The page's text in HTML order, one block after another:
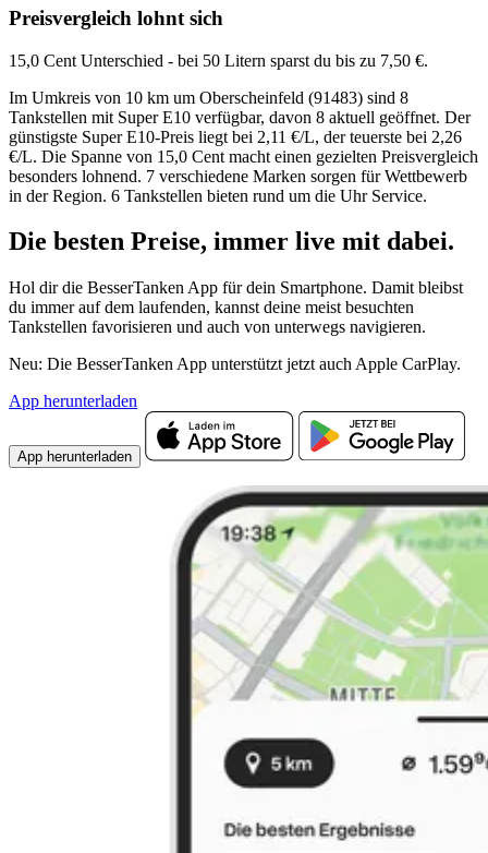
Preisvergleich lohnt sich
15,0 Cent Unterschied - bei 50 Litern sparst du bis zu 7,50 €.
Im Umkreis von 10 km um Oberscheinfeld (91483) sind 8
Tankstellen mit Super E10 verfügbar, davon 8 aktuell geöffnet. Der
günstigste Super E10-Preis liegt bei 2,11 €/L, der teuerste bei 2,26
€/L. Die Spanne von 15,0 Cent macht einen gezielten Preisvergleich
besonders lohnend. 7 verschiedene Marken sorgen für Wettbewerb
in der Region. 6 Tankstellen bieten rund um die Uhr Service.
Die besten Preise, immer live mit dabei.
Hol dir die BesserTanken App für dein Smartphone. Damit bleibst
du immer auf dem laufenden, kannst deine meist besuchten
Tankstellen favorisieren und auch von unterwegs navigieren.
Neu: Die BesserTanken App unterstützt jetzt auch Apple CarPlay.
App herunterladen
App herunterladen